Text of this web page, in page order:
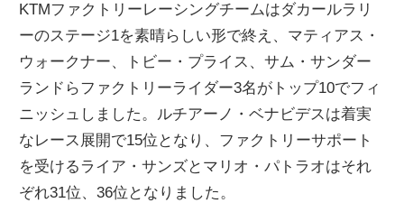
ク
ニ
ュ
KTMファクトリーレーシングチームはダカールラリ
ーのステージ1を素晴らしい形で終え、マティアス・
ウォークナー、トビー・プライス、サム・サンダー
ランドらファクトリーライダー3名がトップ10でフィ
ニッシュしました。ルチアーノ・ベナビデスは着実
なレース展開で15位となり、ファクトリーサポート
を受けるライア・サンズとマリオ・パトラオはそれ
ぞれ31位、36位となりました。